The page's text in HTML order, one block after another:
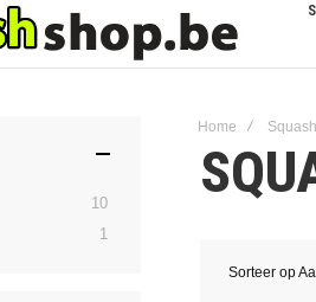
Home
Sorteer op
10producten
1